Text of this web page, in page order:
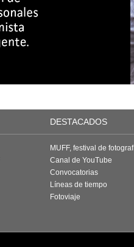
DESTACADOS
MUFF, festival de
Canal de YouTube
Convocatorias
Líneas de tiempo
Fotoviaje